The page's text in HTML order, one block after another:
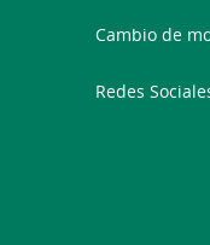
Cambio de
Redes